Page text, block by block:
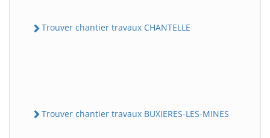
Trouver chantier travaux CHANTELLE
Trouver chantier travaux BUXIERES-LES-MINES